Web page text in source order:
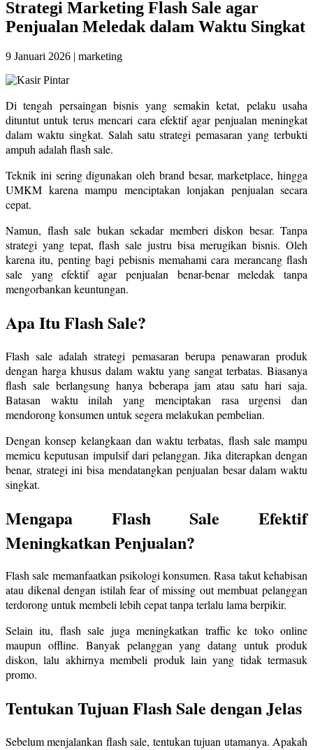
Strategi Marketing Flash Sale agar
Penjualan Meledak dalam Waktu Singkat
9 Januari 2026 | marketing
Di tengah persaingan bisnis yang semakin ketat, pelaku usaha
dituntut untuk terus mencari cara efektif agar penjualan meningkat
dalam waktu singkat. Salah satu strategi pemasaran yang terbukti
ampuh adalah flash sale.
Teknik ini sering digunakan oleh brand besar, marketplace, hingga
UMKM karena mampu menciptakan lonjakan penjualan secara
cepat.
Namun, flash sale bukan sekadar memberi diskon besar. Tanpa
strategi yang tepat, flash sale justru bisa merugikan bisnis. Oleh
karena itu, penting bagi pebisnis memahami cara merancang flash
sale yang efektif agar penjualan benar-benar meledak tanpa
mengorbankan keuntungan.
Apa Itu Flash Sale?
Flash sale adalah strategi pemasaran berupa penawaran produk
dengan harga khusus dalam waktu yang sangat terbatas. Biasanya
flash sale berlangsung hanya beberapa jam atau satu hari saja.
Batasan waktu inilah yang menciptakan rasa urgensi dan
mendorong konsumen untuk segera melakukan pembelian.
Dengan konsep kelangkaan dan waktu terbatas, flash sale mampu
memicu keputusan impulsif dari pelanggan. Jika diterapkan dengan
benar, strategi ini bisa mendatangkan penjualan besar dalam waktu
singkat.
Mengapa Flash Sale Efektif
Meningkatkan Penjualan?
Flash sale memanfaatkan psikologi konsumen. Rasa takut kehabisan
atau dikenal dengan istilah fear of missing out membuat pelanggan
terdorong untuk membeli lebih cepat tanpa terlalu lama berpikir.
Selain itu, flash sale juga meningkatkan traffic ke toko online
maupun offline. Banyak pelanggan yang datang untuk produk
diskon, lalu akhirnya membeli produk lain yang tidak termasuk
promo.
Tentukan Tujuan Flash Sale dengan Jelas
Sebelum menjalankan flash sale, tentukan tujuan utamanya. Apakah